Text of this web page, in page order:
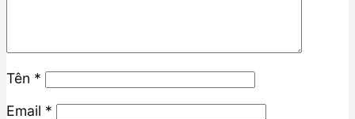
Tên *
Email *